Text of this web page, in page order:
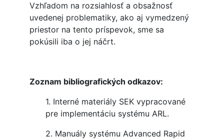
Vzhľadom na rozsiahlosť a obsažnosť
uvedenej problematiky, ako aj vymedzený
priestor na tento príspevok, sme sa
pokúsili iba o jej náčrt.
Zoznam bibliografických odkazov:
1. Interné materiály SEK vypracované
pre implementáciu systému ARL.
2. Manuály systému Advanced Rapid